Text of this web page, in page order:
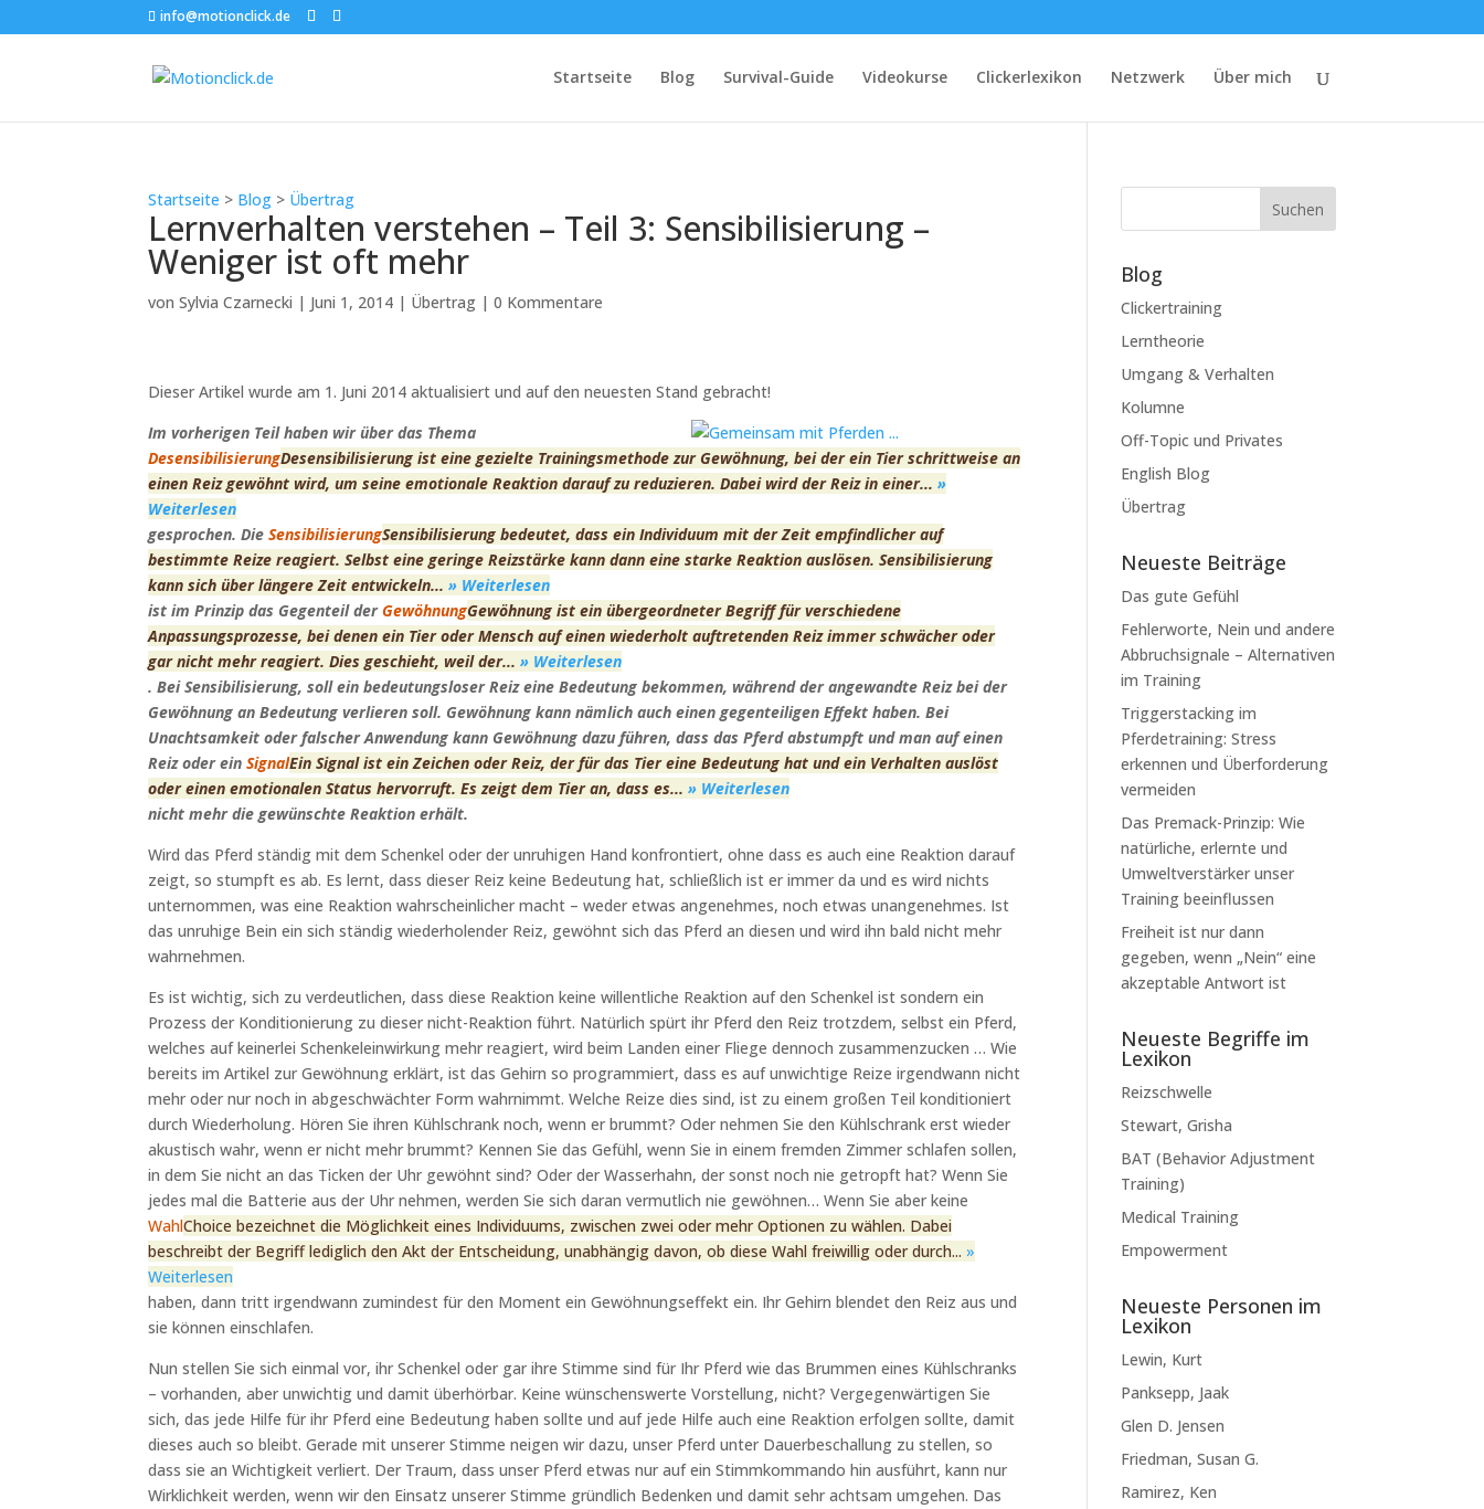
info@motionclick.de
Startseite Blog Survival-Guide Videokurse Clickerlexikon Netzwerk Über mich
Startseite > Blog > Übertrag
Lernverhalten verstehen – Teil 3: Sensibilisierung –
Weniger ist oft mehr
vonSylvia Czarnecki | Juni 1, 2014 | Übertrag |0 Kommentare
Dieser Artikel wurde am 1. Juni 2014 aktualisiert und auf den neuesten Stand gebracht!
Im vorherigen Teil haben wir über das Thema
DesensibilisierungDesensibilisierung ist eine gezielte Trainingsmethode zur Gewöhnung, bei der ein Tier schrittweise an
einen Reiz gewöhnt wird, um seine emotionale Reaktion darauf zu reduzieren. Dabei wird der Reiz in einer...»
Weiterlesen
gesprochen. DieSensibilisierungSensibilisierung bedeutet, dass ein Individuum mit der Zeit empfindlicher auf
bestimmte Reize reagiert. Selbst eine geringe Reizstärke kann dann eine starke Reaktion auslösen. Sensibilisierung
kann sich über längere Zeit entwickeln...» Weiterlesen
ist im Prinzip das Gegenteil derGewöhnungGewöhnung ist ein übergeordneter Begriff für verschiedene
Anpassungsprozesse, bei denen ein Tier oder Mensch auf einen wiederholt auftretenden Reiz immer schwächer oder
gar nicht mehr reagiert. Dies geschieht, weil der...» Weiterlesen
. Bei Sensibilisierung, soll ein bedeutungsloser Reiz eine Bedeutung bekommen, während der angewandte Reiz bei der
Gewöhnung an Bedeutung verlieren soll. Gewöhnung kann nämlich auch einen gegenteiligen Effekt haben. Bei
Unachtsamkeit oder falscher Anwendung kann Gewöhnung dazu führen, dass das Pferd abstumpft und man auf einen
Reiz oder einSignalEin Signal ist ein Zeichen oder Reiz, der für das Tier eine Bedeutung hat und ein Verhalten auslöst
oder einen emotionalen Status hervorruft. Es zeigt dem Tier an, dass es...» Weiterlesen
nicht mehr die gewünschte Reaktion erhält.
Wird das Pferd ständig mit dem Schenkel oder der unruhigen Hand konfrontiert, ohne dass es auch eine Reaktion darauf
zeigt, so stumpft es ab. Es lernt, dass dieser Reiz keine Bedeutung hat, schließlich ist er immer da und es wird nichts
unternommen, was eine Reaktion wahrscheinlicher macht – weder etwas angenehmes, noch etwas unangenehmes. Ist
das unruhige Bein ein sich ständig wiederholender Reiz, gewöhnt sich das Pferd an diesen und wird ihn bald nicht mehr
wahrnehmen.
Es ist wichtig, sich zu verdeutlichen, dass diese Reaktion keine willentliche Reaktion auf den Schenkel ist sondern ein
Prozess der Konditionierung zu dieser nicht-Reaktion führt. Natürlich spürt ihr Pferd den Reiz trotzdem, selbst ein Pferd,
welches auf keinerlei Schenkeleinwirkung mehr reagiert, wird beim Landen einer Fliege dennoch zusammenzucken … Wie
bereits im Artikel zur Gewöhnung erklärt, ist das Gehirn so programmiert, dass es auf unwichtige Reize irgendwann nicht
mehr oder nur noch in abgeschwächter Form wahrnimmt. Welche Reize dies sind, ist zu einem großen Teil konditioniert
durch Wiederholung. Hören Sie ihren Kühlschrank noch, wenn er brummt? Oder nehmen Sie den Kühlschrank erst wieder
akustisch wahr, wenn er nicht mehr brummt? Kennen Sie das Gefühl, wenn Sie in einem fremden Zimmer schlafen sollen,
in dem Sie nicht an das Ticken der Uhr gewöhnt sind? Oder der Wasserhahn, der sonst noch nie getropft hat? Wenn Sie
jedes mal die Batterie aus der Uhr nehmen, werden Sie sich daran vermutlich nie gewöhnen… Wenn Sie aber keine
WahlChoice bezeichnet die Möglichkeit eines Individuums, zwischen zwei oder mehr Optionen zu wählen. Dabei
beschreibt der Begriff lediglich den Akt der Entscheidung, unabhängig davon, ob diese Wahl freiwillig oder durch...»
Weiterlesen
haben, dann tritt irgendwann zumindest für den Moment ein Gewöhnungseffekt ein. Ihr Gehirn blendet den Reiz aus und
sie können einschlafen.
Nun stellen Sie sich einmal vor, ihr Schenkel oder gar ihre Stimme sind für Ihr Pferd wie das Brummen eines Kühlschranks
– vorhanden, aber unwichtig und damit überhörbar. Keine wünschenswerte Vorstellung, nicht? Vergegenwärtigen Sie
sich, das jede Hilfe für ihr Pferd eine Bedeutung haben sollte und auf jede Hilfe auch eine Reaktion erfolgen sollte, damit
dieses auch so bleibt. Gerade mit unserer Stimme neigen wir dazu, unser Pferd unter Dauerbeschallung zu stellen, so
dass sie an Wichtigkeit verliert. Der Traum, dass unser Pferd etwas nur auf ein Stimmkommando hin ausführt, kann nur
Wirklichkeit werden, wenn wir den Einsatz unserer Stimme gründlich Bedenken und damit sehr achtsam umgehen. Das
Suchen
Blog
Clickertraining
Lerntheorie
Umgang & Verhalten
Kolumne
Off-Topic und Privates
English Blog
Übertrag
Neueste Beiträge
Das gute Gefühl
Fehlerworte, Nein und andere
Abbruchsignale – Alternativen
im Training
Triggerstacking im
Pferdetraining: Stress
erkennen und Überforderung
vermeiden
Das Premack-Prinzip: Wie
natürliche, erlernte und
Umweltverstärker unser
Training beeinflussen
Freiheit ist nur dann
gegeben, wenn „Nein“ eine
akzeptable Antwort ist
Neueste Begriffe im
Lexikon
Reizschwelle
Stewart, Grisha
BAT (Behavior Adjustment
Training)
Medical Training
Empowerment
Neueste Personen im
Lexikon
Lewin, Kurt
Panksepp, Jaak
Glen D. Jensen
Friedman, Susan G.
Ramirez, Ken